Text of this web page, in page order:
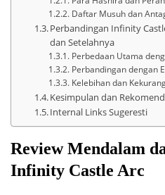
Daftar Musuh dan
Perbandingan Infinity
dan Setelahnya
Perbedaan Utama
Perbandingan dengan
Kelebihan dan
Kesimpulan dan
Internal Links Sugeresti
Review Mendalam
Infinity Castle Arc